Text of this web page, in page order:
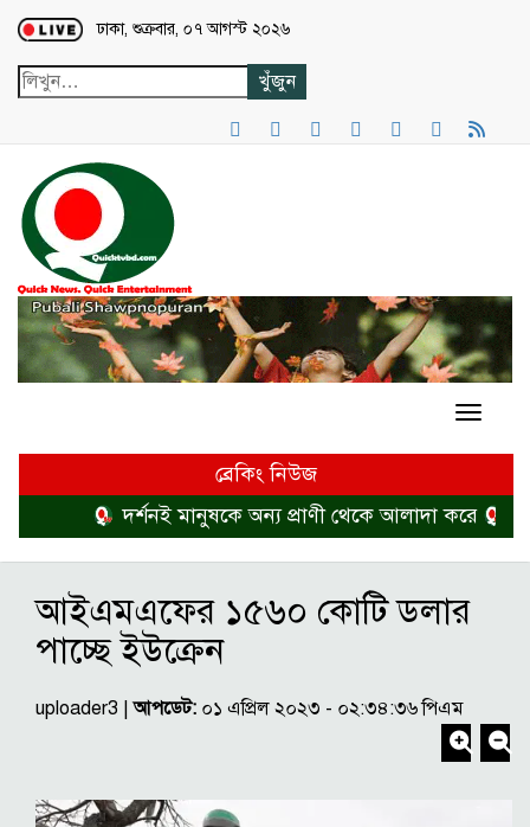
Loading...
ঢাকা, শুক্রবার, ০৭ আগস্ট ২০২৬
ব্রেকিং নিউজ
দর্শনই মানুষকে অন্য প্রাণী থেকে আলাদা করে
আইএমএফের ১৫৬০ কোটি ডলার
পাচ্ছে ইউক্রেন
uploader3 |আপডেট: ০১ এপ্রিল ২০২৩ - ০২:৩৪:৩৬ পিএম